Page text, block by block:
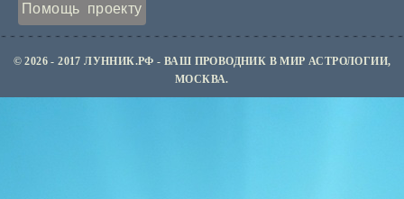
Помощь проекту
© 2026 - 2017 ЛУННИК.РФ - ВАШ ПРОВОДНИК В МИР АСТРОЛОГИИ,
МОСКВА.